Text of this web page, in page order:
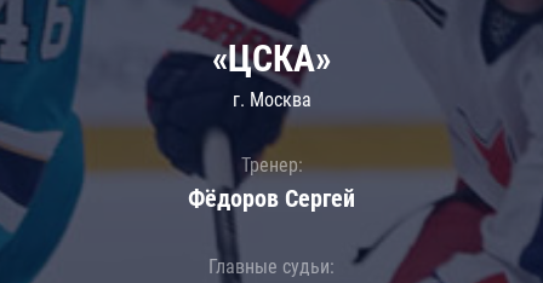
«ЦСКА»
г. Москва
Тренер:
Фёдоров Сергей
Главные судьи: